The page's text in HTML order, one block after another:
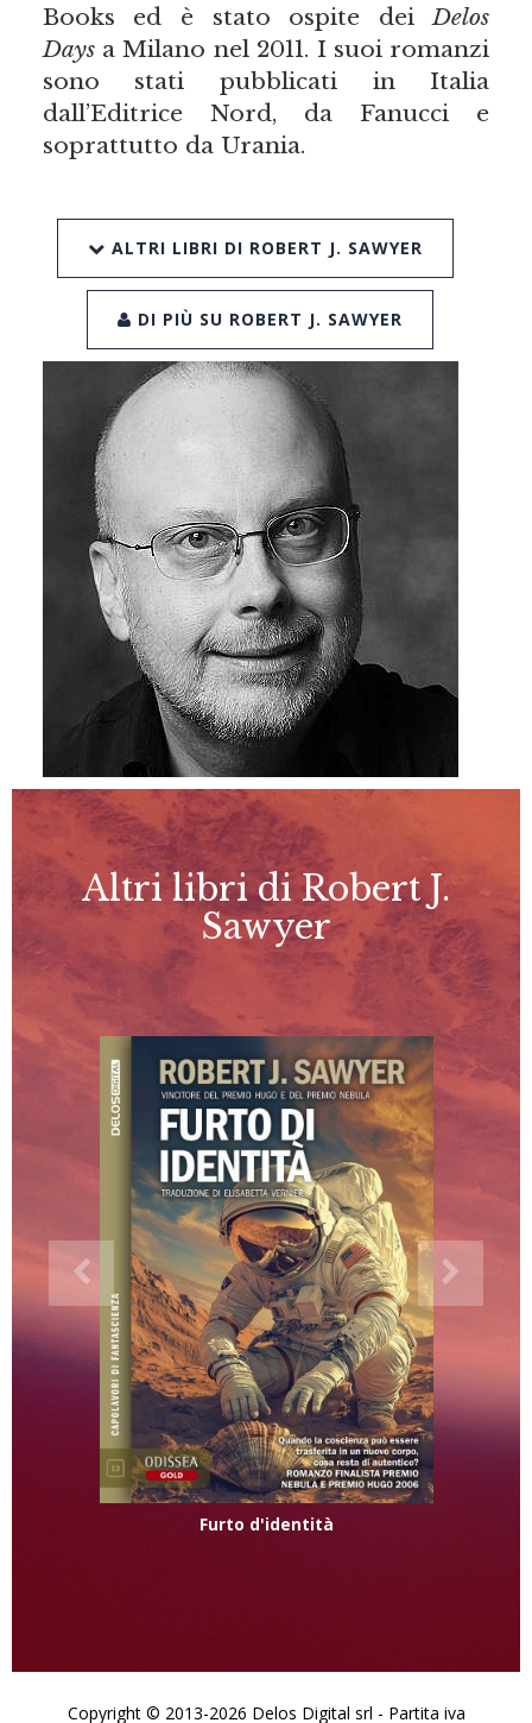
Books ed è stato ospite deiDelos
Daysa Milano nel 2011. I suoi romanzi
sono stati pubblicati in Italia
dall’Editrice Nord, da Fanucci e
soprattutto da Urania.
ALTRI LIBRI DI ROBERT J. SAWYER
DI PIÙ SU ROBERT J. SAWYER
Altri libri di Robert J.
Sawyer
Furto d'identità
Copyright © 2013-2026 Delos Digital srl - Partita iva